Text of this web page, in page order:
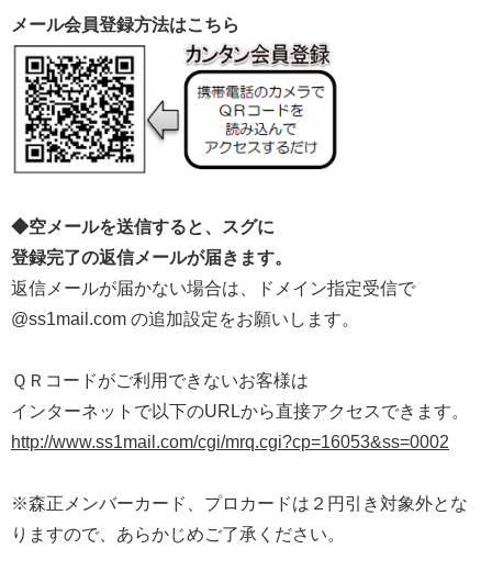
メール会員登録方法はこちら
◆空メールを送信すると、スグに
登録完了の返信メールが届きます。
返信メールが届かない場合は、ドメイン指定受信で
@ss1mail.com の追加設定をお願いします。
ＱＲコードがご利用できないお客様は
インターネットで以下のURLから直接アクセスできます。
http://www.ss1mail.com/cgi/mrq.cgi?cp=16053&ss=0002
※森正メンバーカード、プロカードは２円引き対象外とな
りますので、あらかじめご了承ください。